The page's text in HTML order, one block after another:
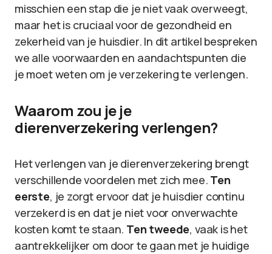
misschien een stap die je niet vaak overweegt,
maar het is cruciaal voor de gezondheid en
zekerheid van je huisdier. In dit artikel bespreken
we alle voorwaarden en aandachtspunten die
je moet weten om je verzekering te verlengen.
Waarom zou je je
dierenverzekering verlengen?
Het verlengen van je dierenverzekering brengt
verschillende voordelen met zich mee. Ten
eerste, je zorgt ervoor dat je huisdier continu
verzekerd is en dat je niet voor onverwachte
kosten komt te staan. Ten tweede, vaak is het
aantrekkelijker om door te gaan met je huidige